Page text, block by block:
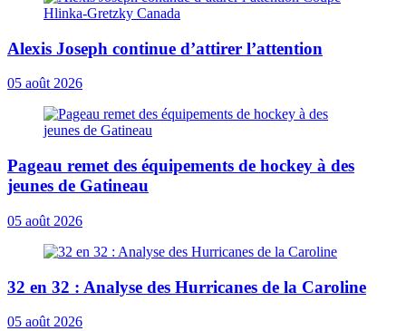
Alexis Joseph continue d’attirer l’attention
05 août 2026
Pageau remet des équipements de hockey à des
jeunes de Gatineau
05 août 2026
32 en 32 : Analyse des Hurricanes de la Caroline
05 août 2026